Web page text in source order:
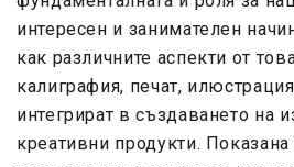
интересен и занимателен
как различните аспекти от
калиграфия, печат,
интегрират в създаването на
креативни продукти.